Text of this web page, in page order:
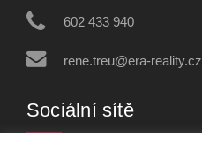
602 433 940
rene.treu@era-reality.cz
Sociální sítě